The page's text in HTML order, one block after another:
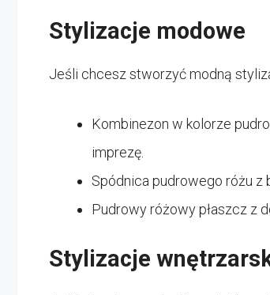
Stylizacje modowe
Jeśli chcesz stworzyć modną
Kombinezon w kolorze
imprezę.
Spódnica pudrowego różu z
Pudrowy różowy płaszcz z
Stylizacje